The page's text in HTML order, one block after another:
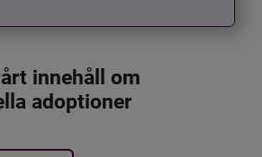
innehåll om
adoptioner
postas automatiskt